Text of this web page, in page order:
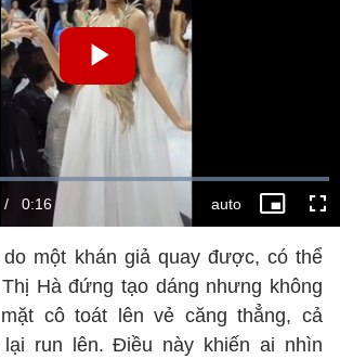
do một khán giả quay được, có thể
Hà đứng tạo dáng nhưng không
cô toát lên vẻ căng thẳng, cả
run lên. Điều này khiến ai nhìn